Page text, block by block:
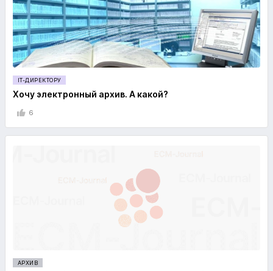
IT-ДИРЕКТОРУ
Хочу электронный архив. А какой?
6
АРХИВ